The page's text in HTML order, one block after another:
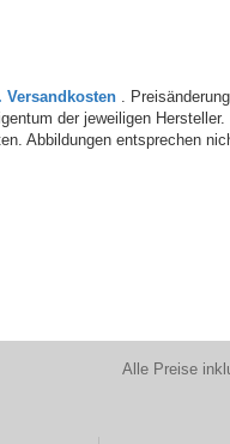
Versandkosten .
der jeweiligen Hersteller.
Abbildungen entsprechen
Alle Preise